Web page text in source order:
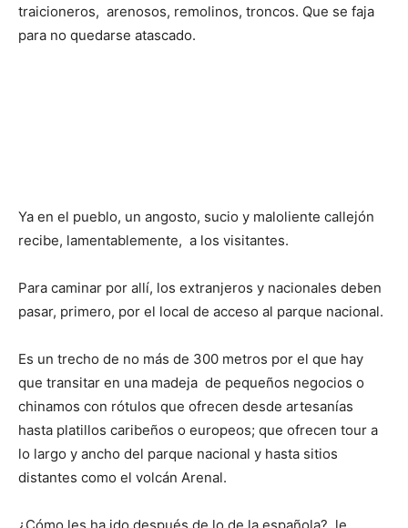
traicioneros, arenosos, remolinos, troncos. Que se faja
para no quedarse atascado.
Ya en el pueblo, un angosto, sucio y maloliente callejón
recibe, lamentablemente, a los visitantes.
Para caminar por allí, los extranjeros y nacionales deben
pasar, primero, por el local de acceso al parque nacional.
Es un trecho de no más de 300 metros por el que hay
que transitar en una madeja de pequeños negocios o
chinamos con rótulos que ofrecen desde artesanías
hasta platillos caribeños o europeos; que ofrecen tour a
lo largo y ancho del parque nacional y hasta sitios
distantes como el volcán Arenal.